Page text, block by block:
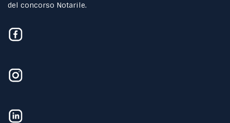
del concorso Notarile.